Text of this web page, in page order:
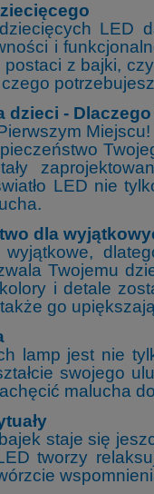
LED
i
postaci z bajki,
dzieci -
Miejscu!
LED nie
dla
Twojemu
i detale
go
lamp jest nie
swojego
malucha
staje się
tworzy